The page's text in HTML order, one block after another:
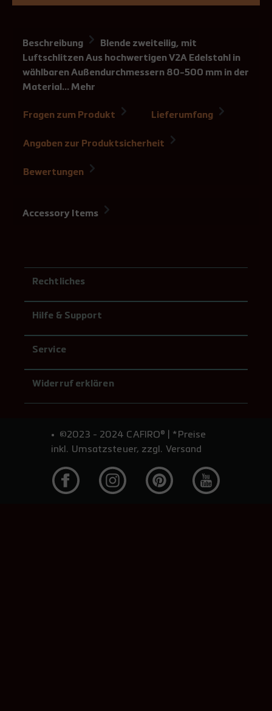
Beschreibung
Blende zweiteilig, mit
Luftschlitzen Aus hochwertigen V2A Edelstahl in
wählbaren Außendurchmessern 80-500 mm in der
Material… Mehr
Fragen zum Produkt Lieferumfang
Angaben zur Produktsicherheit
Bewertungen
Accessory Items
Rechtliches
Hilfe & Support
Service
Widerruf erklären
©2023 - 2024 CAFIRO® | *Preise
inkl. Umsatzsteuer, zzgl. Versand